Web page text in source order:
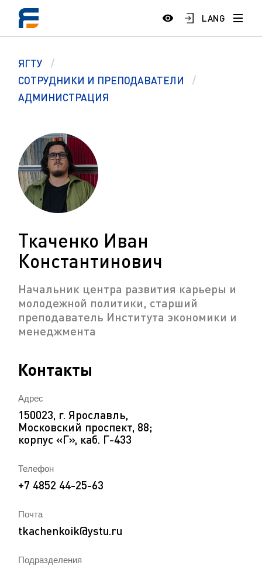
LANG
ЯГТУ
СОТРУДНИКИ И ПРЕПОДАВАТЕЛИ
АДМИНИСТРАЦИЯ
Ткаченко Иван
Константинович
Начальник центра развития карьеры и
молодежной политики, старший
преподаватель Института экономики и
менеджмента
Подразделения
Контакты
Адрес
150023, г. Ярославль,
Московский проспект, 88;
корпус «Г», каб. Г-433
Телефон
+7 4852 44-25-63
Почта
tkachenkoik@ystu.ru